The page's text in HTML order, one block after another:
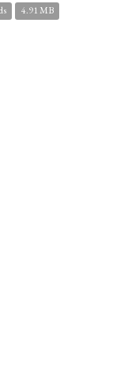
4.91 MB